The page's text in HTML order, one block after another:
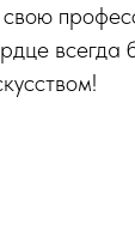
всегда